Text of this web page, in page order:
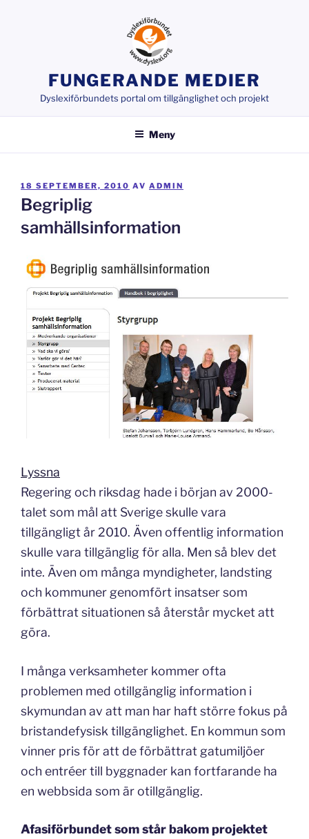
FUNGERANDE MEDIER
Dyslexiförbundets portal om tillgänglighet och projekt
Meny
PUBLICERAT
18 SEPTEMBER, 2010 AV ADMIN
Begriplig
samhällsinformation
Lyssna
Regering och riksdag hade i början av 2000-
talet som mål att Sverige skulle vara
tillgängligt år 2010. Även offentlig information
skulle vara tillgänglig för alla. Men så blev det
inte. Även om många myndigheter, landsting
och kommuner genomfört insatser som
förbättrat situationen så återstår mycket att
göra.
I många verksamheter kommer ofta
problemen med otillgänglig information i
skymundan av att man har haft större fokus på
bristandefysisk tillgänglighet. En kommun som
vinner pris för att de förbättrat gatumiljöer
och entréer till byggnader kan fortfarande ha
en webbsida som är otillgänglig.
Afasiförbundet som står bakom projektet